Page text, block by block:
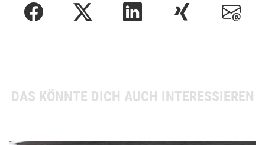
DAS KÖNNTE DICH AUCH INTERESSIEREN